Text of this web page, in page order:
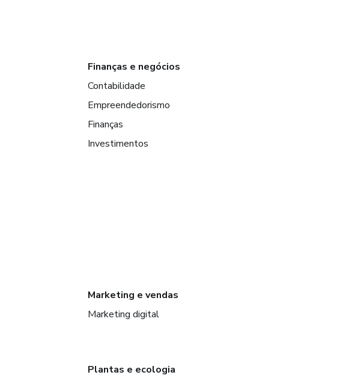
Finanças e negócios
Contabilidade
Empreendedorismo
Finanças
Investimentos
Marketing e vendas
Marketing digital
Plantas e ecologia